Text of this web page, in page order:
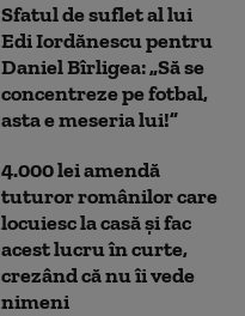
Sfatul de suflet al lui
Edi Iordănescu pentru
Daniel Bîrligea: „Să se
concentreze pe fotbal,
asta e meseria lui!”
4.000 lei amendă
tuturor românilor care
locuiesc la casă și fac
acest lucru în curte,
crezând că nu îi vede
nimeni